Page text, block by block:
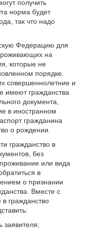
получить
норма будет
так что надо
Федерацию для
на
которые не
порядке.
совершеннолетние и
имеют гражданства
документа,
в иностранном
гражданина
о рождении.
гражданство в
без
или вида
в
о признании
Вместе с
гражданство
заявителя;